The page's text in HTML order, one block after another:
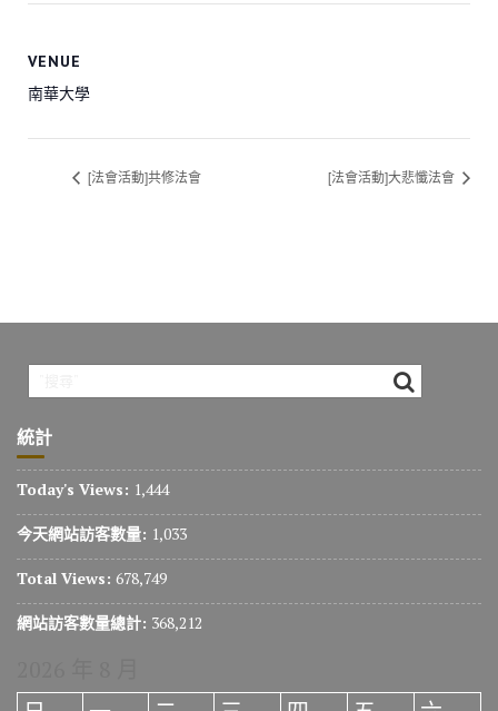
VENUE
南華大學
[法會活動]共修法會 [法會活動]大悲懺法會
統計
Today's Views: 1,444
今天網站訪客數量: 1,033
Total Views: 678,749
網站訪客數量總計: 368,212